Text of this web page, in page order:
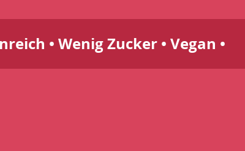
• Wenig Zucker • Vegan •